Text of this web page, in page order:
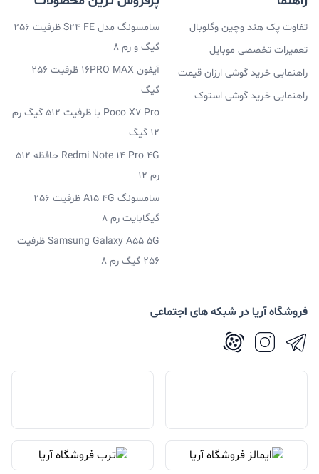
تفاوت پک هند وچین وگلوبال
تعمیرات تخصصی موبایل
راهنمایی خرید گوشی ارزان قیمت
راهنمایی خرید گوشی استوک
سامسونگ مدل S24 FE ظرفیت 256
گیگ و رم 8
آیفون 16PRO MAX ظرفیت 256
گیگ
Poco X7 Pro با ظرفیت 512 گیگ رم
12 گیگ
Redmi Note 14 Pro 4G حافظه 512
رم 12
سامسونگ A15 4G ظرفیت 256
گیگابایت رم 8
Samsung Galaxy A55 5G ظرفیت
256 گیگ رم 8
فروشگاه آریا در شبکه های اجتماعی